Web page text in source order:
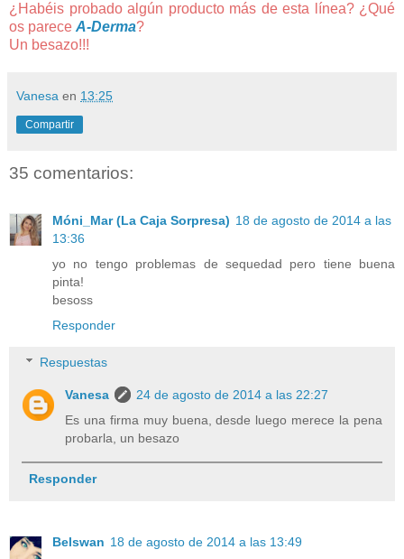
¿Habéis probado algún producto más de esta línea? ¿Qué
os parece A-Derma?
Un besazo!!!
Vanesa en 13:25
Compartir
35 comentarios:
Móni_Mar (La Caja Sorpresa) 18 de agosto de 2014 a las
13:36
yo no tengo problemas de sequedad pero tiene buena
pinta!
besoss
Responder
Respuestas
Vanesa
24 de agosto de 2014 a las 22:27
Es una firma muy buena, desde luego merece la pena
probarla, un besazo
Responder
Belswan 18 de agosto de 2014 a las 13:49